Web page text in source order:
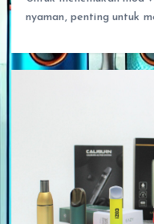
nyaman, penting untuk